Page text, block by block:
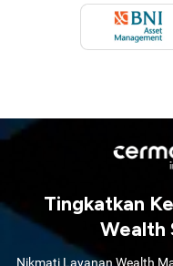
Tingkatkan
Wealth
Nikmati Layanan Wealth